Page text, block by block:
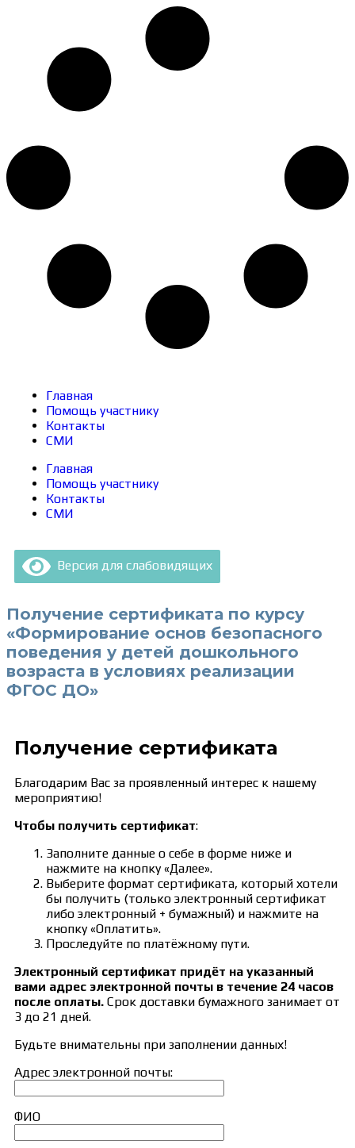
Главная
Помощь участнику
Контакты
СМИ
Главная
Помощь участнику
Контакты
СМИ
Версия для слабовидящих
Получение сертификата по курсу
«Формирование основ безопасного
поведения у детей дошкольного
возраста в условиях реализации
ФГОС ДО»
Получение сертификата
Благодарим Вас за проявленный интерес к нашему
мероприятию!
Чтобы получить сертификат:
Заполните данные о себе в форме ниже и
нажмите на кнопку «Далее».
Выберите формат сертификата, который хотели
бы получить (только электронный сертификат
либо электронный + бумажный) и нажмите на
кнопку «Оплатить».
Проследуйте по платёжному пути.
Электронный сертификат придёт на указанный
вами адрес электронной почты в течение 24 часов
после оплаты. Срок доставки бумажного занимает от
3 до 21 дней.
Будьте внимательны при заполнении данных!
Адрес электронной почты:
ФИО